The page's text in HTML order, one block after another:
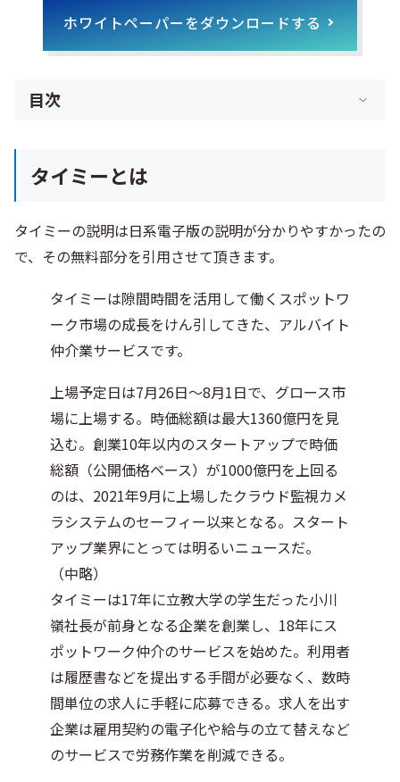
ホワイトペーパーをダウンロードする
目次
タイミーとは
タイミーの説明は日系電子版の説明が分かりやすかったの
で、その無料部分を引用させて頂きます。
タイミーは隙間時間を活用して働くスポットワ
ーク市場の成長をけん引してきた、アルバイト
仲介業サービスです。
上場予定日は7月26日〜8月1日で、グロース市
場に上場する。時価総額は最大1360億円を見
込む。創業10年以内のスタートアップで時価
総額（公開価格ベース）が1000億円を上回る
のは、2021年9月に上場したクラウド監視カメ
ラシステムのセーフィー以来となる。スタート
アップ業界にとっては明るいニュースだ。
（中略）
タイミーは17年に立教大学の学生だった小川
嶺社長が前身となる企業を創業し、18年にス
ポットワーク仲介のサービスを始めた。利用者
は履歴書などを提出する手間が必要なく、数時
間単位の求人に手軽に応募できる。求人を出す
企業は雇用契約の電子化や給与の立て替えなど
のサービスで労務作業を削減できる。